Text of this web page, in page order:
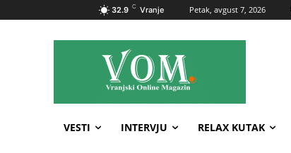
32.9 C Vranje Petak, avgust 7, 2026
VESTI INTERVJU RELAX KUTAK